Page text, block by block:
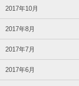
2017年10月
2017年8月
2017年7月
2017年6月